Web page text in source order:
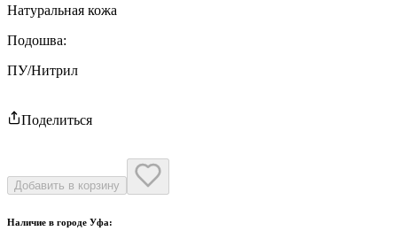
Натуральная кожа
Подошва:
ПУ/Нитрил
Поделиться
Добавить в корзину
Наличие в городе Уфа: